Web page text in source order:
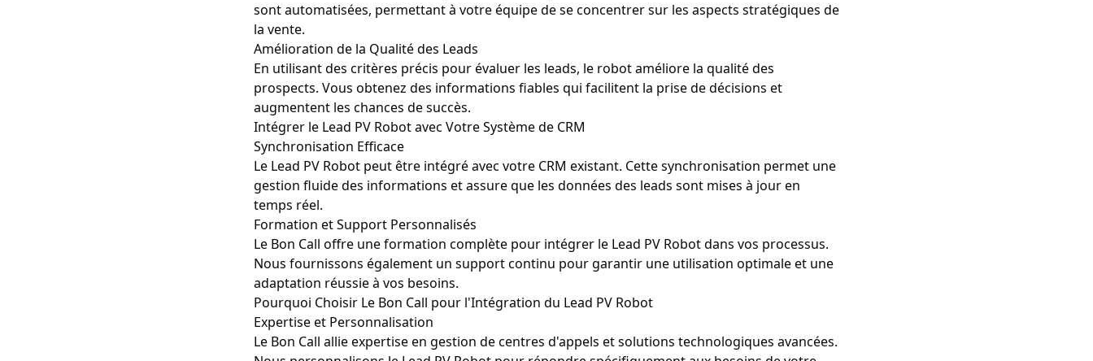
sont automatisées, permettant à votre équipe de se concentrer sur les aspects stratégiques de
la vente.
Amélioration de la Qualité des Leads
En utilisant des critères précis pour évaluer les leads, le robot améliore la qualité des
prospects. Vous obtenez des informations fiables qui facilitent la prise de décisions et
augmentent les chances de succès.
Intégrer le Lead PV Robot avec Votre Système de CRM
Synchronisation Efficace
Le Lead PV Robot peut être intégré avec votre CRM existant. Cette synchronisation permet une
gestion fluide des informations et assure que les données des leads sont mises à jour en
temps réel.
Formation et Support Personnalisés
Le Bon Call offre une formation complète pour intégrer le Lead PV Robot dans vos processus.
Nous fournissons également un support continu pour garantir une utilisation optimale et une
adaptation réussie à vos besoins.
Pourquoi Choisir Le Bon Call pour l'Intégration du Lead PV Robot
Expertise et Personnalisation
Le Bon Call allie expertise en gestion de centres d'appels et solutions technologiques avancées.